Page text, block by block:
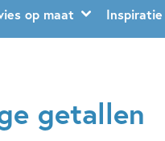
op maat Inspiratie
getallen